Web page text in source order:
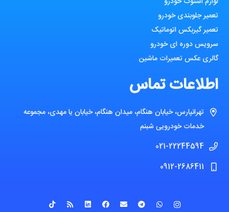
تعمیر جلوبندی خودرو
تعمیر گیربکس اتوماتیک
سرویس دوره ای خودرو
گالری عکس تعمیرات ماشین
اطلاعات تماس
تهرانپارس، خیابان هنگام، میدان هنگام، خیابان یا مهدی، مجموعه
خدمات خودرویی شبنم
021-22244594
0912-2686411